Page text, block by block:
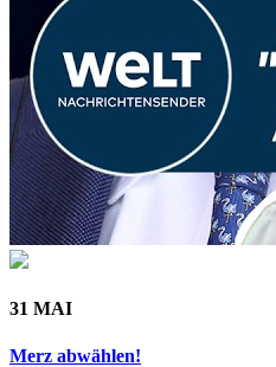
31 MAI
Merz abwählen!